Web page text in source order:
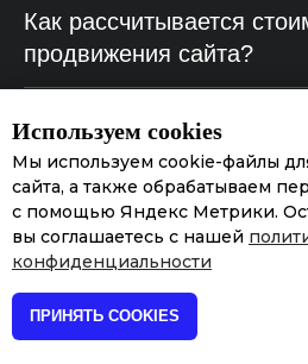
Как рассчитывается
продвижения сайта?
Вы беретесь за
сайта?
С какими
системами и
Используем cookies
Мы используем cookie-файлы
сайта, а также обрабатываем
с помощью Яндекс Метрики.
вы соглашаетесь с нашей
конфиденциальности
ПРИНЯТЬ COOKIES